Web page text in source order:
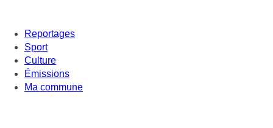
Reportages
Sport
Culture
Émissions
Ma commune